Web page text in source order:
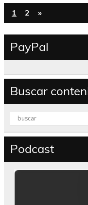
1 2 »
PayPal
Buscar
Podcast